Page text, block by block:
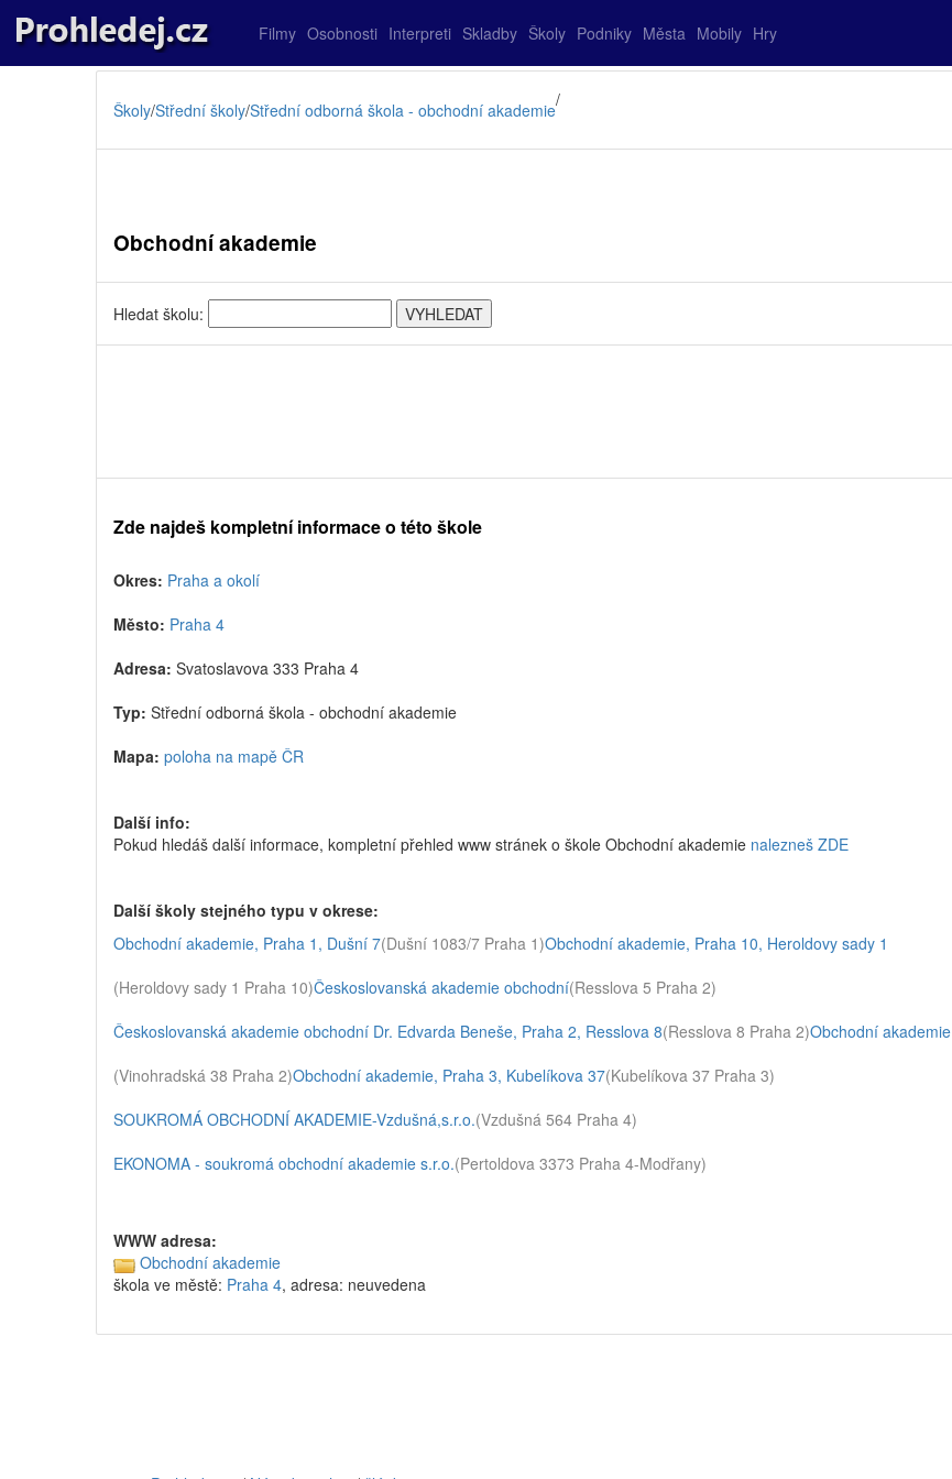
Filmy Osobnosti Interpreti Skladby Školy Podniky Města Mobily Hry
Školy/Střední školy/Střední odborná škola - obchodní akademie/
Obchodní akademie
Hledat školu:
Zde najdeš kompletní informace o této škole
Okres: Praha a okolí
Město: Praha 4
Adresa: Svatoslavova 333 Praha 4
Typ: Střední odborná škola - obchodní akademie
Mapa: poloha na mapě ČR
Další info:
Pokud hledáš další informace, kompletní přehled www stránek o škole Obchodní akademie nalezneš ZDE
Další školy stejného typu v okrese:
Obchodní akademie, Praha 1, Dušní 7(Dušní 1083/7 Praha 1)Obchodní akademie, Praha 10, Heroldovy sady 1
(Heroldovy sady 1 Praha 10)Českoslovanská akademie obchodní(Resslova 5 Praha 2)
Českoslovanská akademie obchodní Dr. Edvarda Beneše, Praha 2, Resslova 8(Resslova 8 Praha 2)Obchodní akademie
(Vinohradská 38 Praha 2)Obchodní akademie, Praha 3, Kubelíkova 37(Kubelíkova 37 Praha 3)
SOUKROMÁ OBCHODNÍ AKADEMIE-Vzdušná,s.r.o.(Vzdušná 564 Praha 4)
EKONOMA - soukromá obchodní akademie s.r.o.(Pertoldova 3373 Praha 4-Modřany)
WWW adresa:
Obchodní akademie
škola ve městě: Praha 4, adresa: neuvedena